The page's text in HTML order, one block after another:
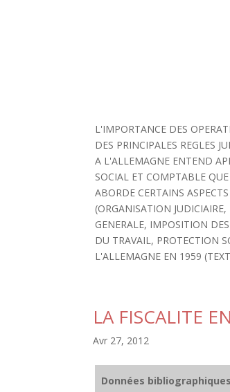
L'IMPORTANCE DES
DES PRINCIPALES REGLES
A L'ALLEMAGNE ENTEND
SOCIAL ET COMPTABLE
ABORDE CERTAINS
(ORGANISATION
GENERALE, IMPOSITION
DU TRAVAIL, PROTECTION
L'ALLEMAGNE EN 1959
LA FISCALITE
Avr 27, 2012
Données